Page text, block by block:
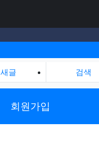
새글 검색
회원가입